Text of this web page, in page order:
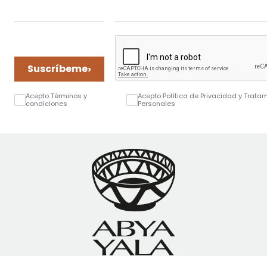
Suscríbeme›
Acepto Términos y
condiciones
Acepto Política de Privacidad y
Personales